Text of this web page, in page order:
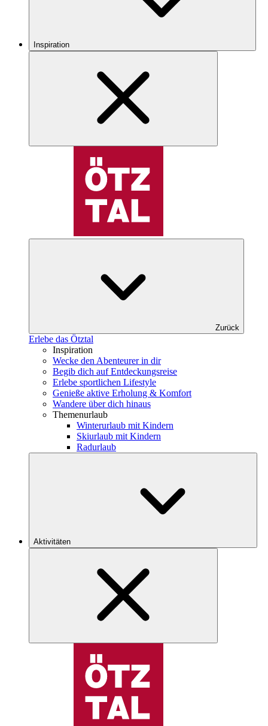
Inspiration
Zurück
Erlebe das Ötztal
Inspiration
Wecke den Abenteurer in dir
Begib dich auf Entdeckungsreise
Erlebe sportlichen Lifestyle
Genieße aktive Erholung & Komfort
Wandere über dich hinaus
Themenurlaub
Winterurlaub mit Kindern
Skiurlaub mit Kindern
Radurlaub
Aktivitäten